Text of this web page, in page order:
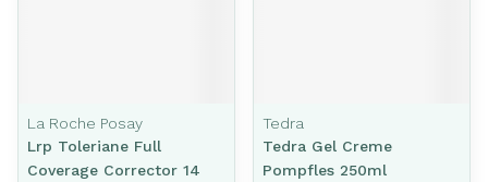
La Roche Posay
Lrp Toleriane Full
Coverage Corrector 14
Tedra
Tedra Gel Creme
Pompfles 250ml